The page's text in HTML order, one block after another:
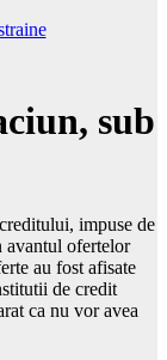
sub
impuse de
avantul ofertelor
au fost afisate
de credit
ca nu vor avea